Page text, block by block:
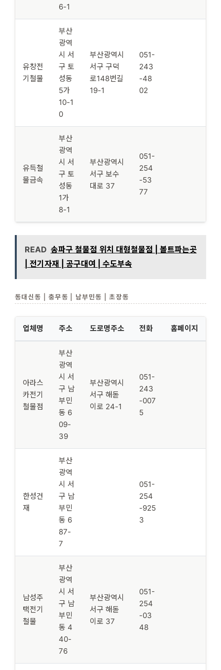
6-1
유창전
기철물
부산
광역
시 서
구 토
성동
5가
10-1
0
부산광역시
서구 구덕
로148번길
19-1
051-
243
-48
02
유득철
물금속
부산
광역
시 서
구 토
성동
1가
8-1
부산광역시
서구 보수
대로 37
051-
254
-53
77
READ 송파구 철물점 위치 대형철물점 | 볼트파는곳
| 전기자재 | 공구대여 | 수도부속
동대신동 | 충무동 | 남부민동 | 초장동
업체명 주소 도로명주소 전화 홈페이지
아라스
카전기
철물점
부산
광역
시 서
구 남
부민
동 6
09-
39
부산광역시
서구 해돋
이로 24-1
051-
243
-007
5
한성건
재
부산
광역
시 서
구 남
부민
동 6
87-
7
051-
254
-925
3
남성주
택전기
철물
부산
광역
시 서
구 남
부민
동 4
40-
76
부산광역시
서구 해돋
이로 37
051-
254
-03
48